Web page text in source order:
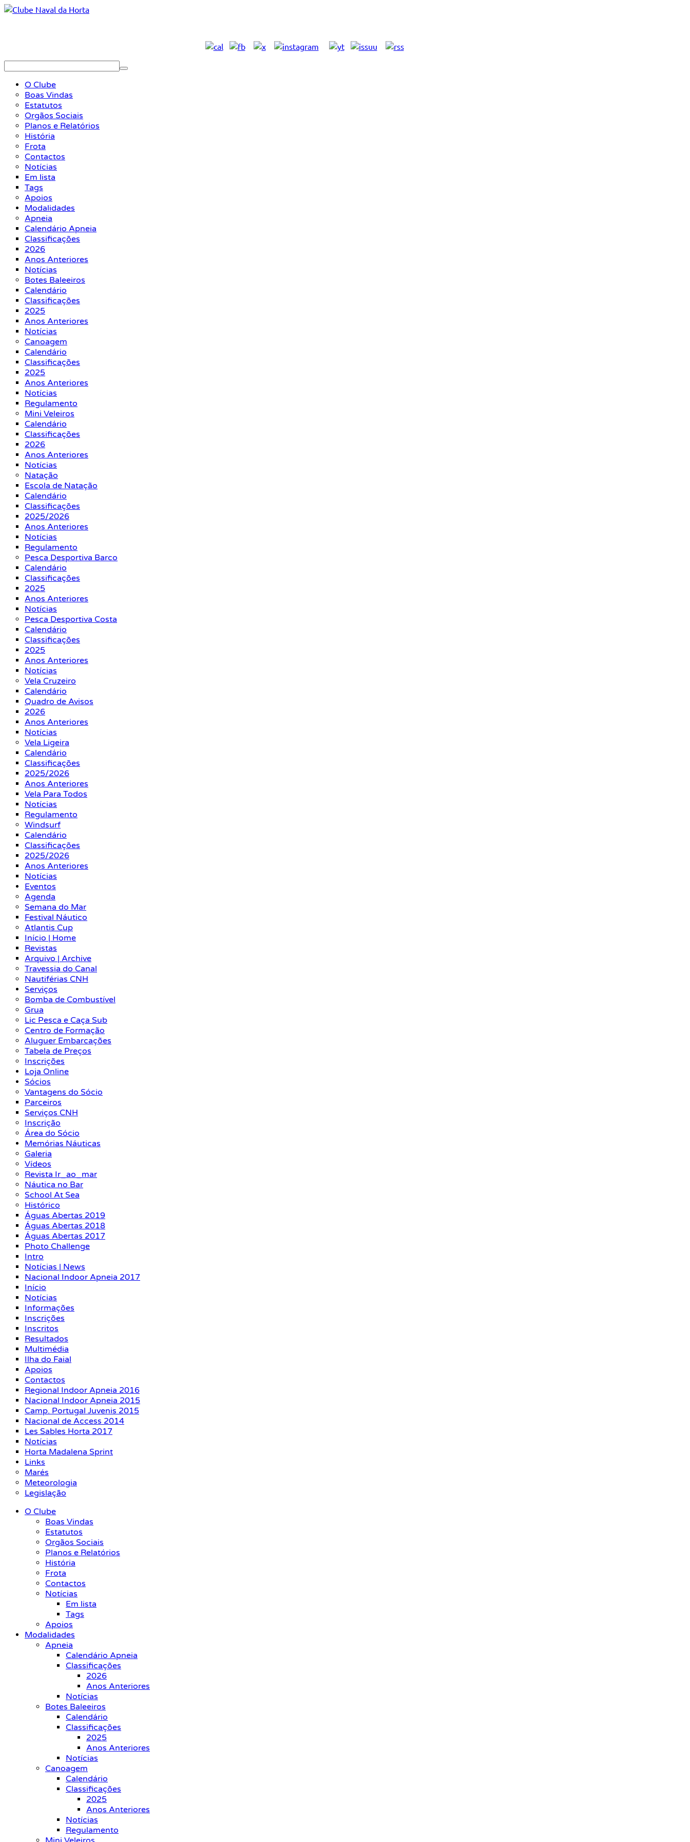
O Clube
Boas Vindas
Estatutos
Orgãos Sociais
Planos e Relatórios
História
Frota
Contactos
Notícias
Em lista
Tags
Apoios
Modalidades
Apneia
Calendário Apneia
Classificações
2026
Anos Anteriores
Notícias
Botes Baleeiros
Calendário
Classificações
2025
Anos Anteriores
Notícias
Canoagem
Calendário
Classificações
2025
Anos Anteriores
Notícias
Regulamento
Mini Veleiros
Calendário
Classificações
2026
Anos Anteriores
Notícias
Natação
Escola de Natação
Calendário
Classificações
2025/2026
Anos Anteriores
Notícias
Regulamento
Pesca Desportiva Barco
Calendário
Classificações
2025
Anos Anteriores
Notícias
Pesca Desportiva Costa
Calendário
Classificações
2025
Anos Anteriores
Notícias
Vela Cruzeiro
Calendário
Quadro de Avisos
2026
Anos Anteriores
Notícias
Vela Ligeira
Calendário
Classificações
2025/2026
Anos Anteriores
Vela Para Todos
Notícias
Regulamento
Windsurf
Calendário
Classificações
2025/2026
Anos Anteriores
Notícias
Eventos
Agenda
Semana do Mar
Festival Náutico
Atlantis Cup
Início | Home
Revistas
Arquivo | Archive
Travessia do Canal
Nautiférias CNH
Serviços
Bomba de Combustível
Grua
Lic Pesca e Caça Sub
Centro de Formação
Aluguer Embarcações
Tabela de Preços
Inscrições
Loja Online
Sócios
Vantagens do Sócio
Parceiros
Serviços CNH
Inscrição
Área do Sócio
Memórias Náuticas
Galeria
Vídeos
Revista Ir_ao_mar
Náutica no Bar
School At Sea
Histórico
Águas Abertas 2019
Águas Abertas 2018
Águas Abertas 2017
Photo Challenge
Intro
Notícias | News
Nacional Indoor Apneia 2017
Início
Notícias
Informações
Inscrições
Inscritos
Resultados
Multimédia
Ilha do Faial
Apoios
Contactos
Regional Indoor Apneia 2016
Nacional Indoor Apneia 2015
Camp. Portugal Juvenis 2015
Nacional de Access 2014
Les Sables Horta 2017
Notícias
Horta Madalena Sprint
Links
Marés
Meteorologia
Legislação
O Clube
Boas Vindas
Estatutos
Orgãos Sociais
Planos e Relatórios
História
Frota
Contactos
Notícias
Em lista
Tags
Apoios
Modalidades
Apneia
Calendário Apneia
Classificações
2026
Anos Anteriores
Notícias
Botes Baleeiros
Calendário
Classificações
2025
Anos Anteriores
Notícias
Canoagem
Calendário
Classificações
2025
Anos Anteriores
Notícias
Regulamento